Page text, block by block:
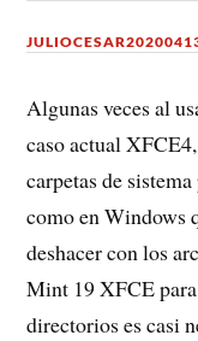
Algunas veces al
caso actual
carpetas de
como en Windows
deshacer con los
Mint 19 XFCE
directorios es casi